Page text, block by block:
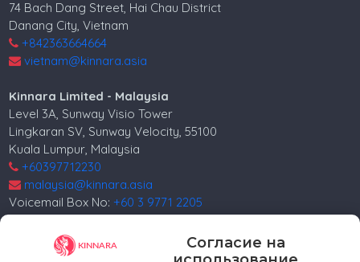
Согласие на
74 Bach Dang Street, Hai Chau District
Danang City, Vietnam
+842363664664
vietnam@kinnara.asia
Kinnara Limited - Malaysia
Level 3A, Sunway Visio Tower
Lingkaran SV, Sunway Velocity, 55100
Kuala Lumpur, Malaysia
+60397712230
malaysia@kinnara.asia
Voicemail Box No:+60 3 9771 2205
Kinnara Limited - Russia
4, 4th Lesnoy per.